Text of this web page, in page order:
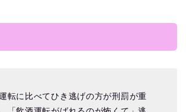
転に比べてひき逃げの方が刑罰が重